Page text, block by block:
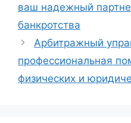
ваш надежный
банкротства
Арбитражный
профессиональная
физических и